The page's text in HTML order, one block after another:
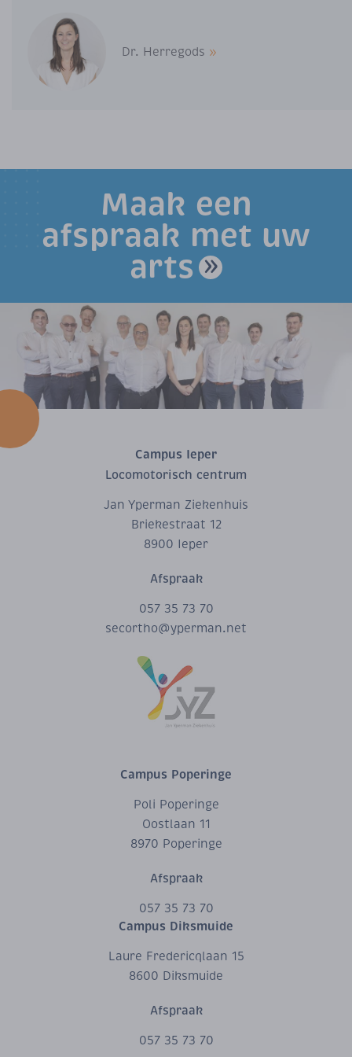
Dr. Herregods »
Maak een
afspraak met uw
arts
Campus Ieper
Locomotorisch centrum
Jan Yperman Ziekenhuis
Briekestraat 12
8900 Ieper
Afspraak
057 35 73 70
secortho@yperman.net
Campus Poperinge
Poli Poperinge
Oostlaan 11
8970 Poperinge
Afspraak
057 35 73 70
Campus Diksmuide
Laure Fredericqlaan 15
8600 Diksmuide
Afspraak
057 35 73 70